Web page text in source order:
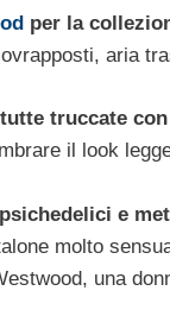
per la
aria
truccate
il look
e
molto
una